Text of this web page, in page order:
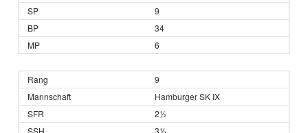
9
34
6
9
Hamburger SK IX
2½
3½